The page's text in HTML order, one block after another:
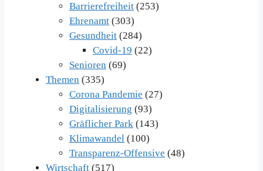
Barrierefreiheit (253)
Ehrenamt (303)
Gesundheit (284)
Covid-19 (22)
Senioren (69)
Themen (335)
Corona Pandemie (27)
Digitalisierung (93)
Gräflicher Park (143)
Klimawandel (100)
Transparenz-Offensive (48)
Wirtschaft (517)